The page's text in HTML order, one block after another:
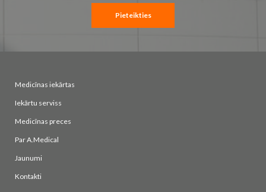
Pieteikties
Medicīnas iekārtas
Iekārtu serviss
Medicīnas preces
Par A.Medical
Jaunumi
Kontakti